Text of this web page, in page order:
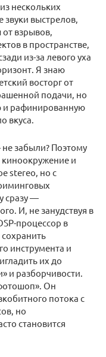
нескольких
звуки выстрелов,
взрывов,
в пространстве,
из-за левого уха
Я знаю
восторг от
подачи, но
и рафинированную
вкуса.
забыли? Поэтому
киноокружение и
stereo, но с
сразу —
И, не занудствуя в
процессор в
инструмента и
их до
и разборчивости.
Он
потока с
но
становится